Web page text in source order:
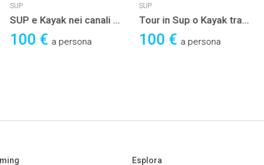
Kayak nei canali di
a persona
Tour in Sup o Kayak tra
laguna e isole di Venezia
100 € a persona
Sup
Esplora